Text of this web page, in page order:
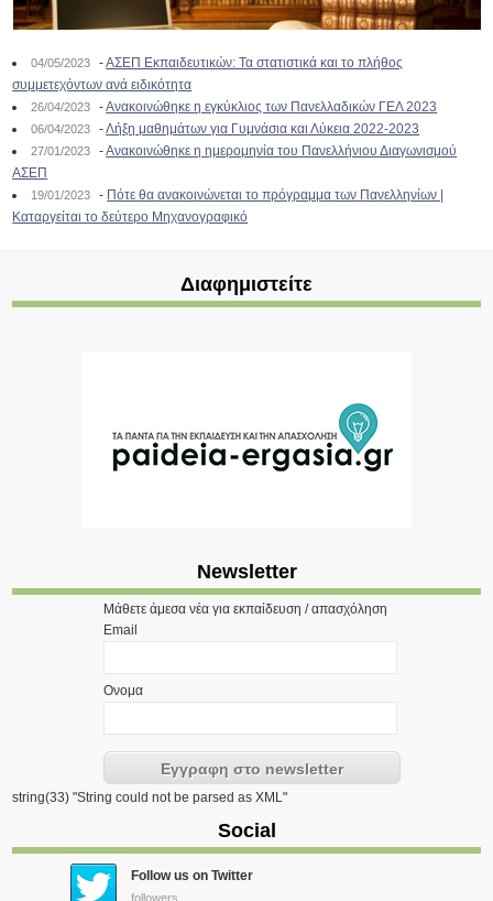
04/05/2023 -ΑΣΕΠ Εκπαιδευτικών: Τα στατιστικά και το πλήθος
συμμετεχόντων ανά ειδικότητα
26/04/2023 -Ανακοινώθηκε η εγκύκλιος των Πανελλαδικών ΓΕΛ 2023
06/04/2023 -Λήξη μαθημάτων για Γυμνάσια και Λύκεια 2022-2023
27/01/2023 -Ανακοινώθηκε η ημερομηνία του Πανελλήνιου Διαγωνισμού
ΑΣΕΠ
19/01/2023 - Πότε θα ανακοινώνεται το πρόγραμμα των Πανελληνίων |
Καταργείται το δεύτερο Μηχανογραφικό
Διαφημιστείτε
Newsletter
Μάθετε άμεσα νέα για εκπαίδευση / απασχόληση
Email
Ονομα
string(33) "String could not be parsed as XML"
Social
Follow us on Twitter
followers